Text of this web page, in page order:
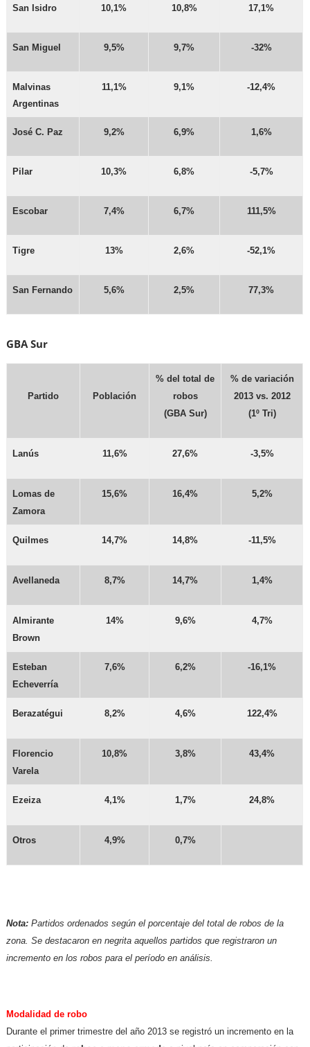
San Isidro 10,1% 10,8% 17,1%
San Miguel 9,5% 9,7% -32%
Malvinas
Argentinas
11,1% 9,1% -12,4%
José C. Paz 9,2% 6,9% 1,6%
Pilar 10,3% 6,8% -5,7%
Escobar 7,4% 6,7% 111,5%
Tigre 13% 2,6% -52,1%
San Fernando 5,6% 2,5% 77,3%
GBA Sur
Partido Población
% del total de
robos
(GBA Sur)
% de variación
2013 vs. 2012
(1º Tri)
Lanús 11,6% 27,6% -3,5%
Lomas de
Zamora
15,6% 16,4% 5,2%
Quilmes 14,7% 14,8% -11,5%
Avellaneda 8,7% 14,7% 1,4%
Almirante
Brown
14% 9,6% 4,7%
Esteban
Echeverría
7,6% 6,2% -16,1%
Berazatégui 8,2% 4,6% 122,4%
Florencio
Varela
10,8% 3,8% 43,4%
Ezeiza 4,1% 1,7% 24,8%
Otros 4,9% 0,7%
Nota: Partidos ordenados según el porcentaje del total de robos de la
zona. Se destacaron en negrita aquellos partidos que registraron un
incremento en los robos para el período en análisis.
Modalidad de robo
Durante el primer trimestre del año 2013 se registró un incremento en la